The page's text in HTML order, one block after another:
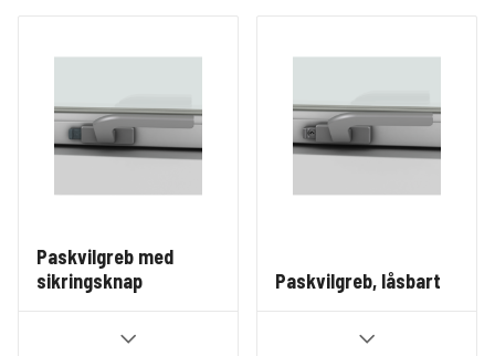
Paskvilgreb med
sikringsknap
Paskvilgreb, låsbart